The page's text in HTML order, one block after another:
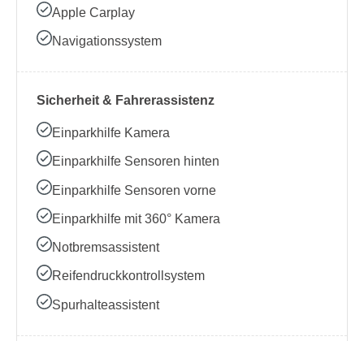
Apple Carplay
Navigationssystem
Sicherheit & Fahrerassistenz
Einparkhilfe Kamera
Einparkhilfe Sensoren hinten
Einparkhilfe Sensoren vorne
Einparkhilfe mit 360° Kamera
Notbremsassistent
Reifendruckkontrollsystem
Spurhalteassistent